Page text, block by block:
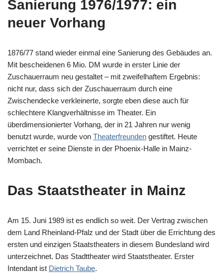
Sanierung 1976/1977: ein
neuer Vorhang
1876/77 stand wieder einmal eine Sanierung des Gebäudes an.
Mit bescheidenen 6 Mio. DM wurde in erster Linie der
Zuschauerraum neu gestaltet – mit zweifelhaftem Ergebnis:
nicht nur, dass sich der Zuschauerraum durch eine
Zwischendecke verkleinerte, sorgte eben diese auch für
schlechtere Klangverhältnisse im Theater. Ein
überdimensionierter Vorhang, der in 21 Jahren nur wenig
benutzt wurde, wurde von Theaterfreunden gestiftet. Heute
verrichtet er seine Dienste in der Phoenix-Halle in Mainz-
Mombach.
Das Staatstheater in Mainz
Am 15. Juni 1989 ist es endlich so weit. Der Vertrag zwischen
dem Land Rheinland-Pfalz und der Stadt über die Errichtung des
ersten und einzigen Staatstheaters in diesem Bundesland wird
unterzeichnet. Das Stadttheater wird Staatstheater. Erster
Intendant ist Dietrich Taube.